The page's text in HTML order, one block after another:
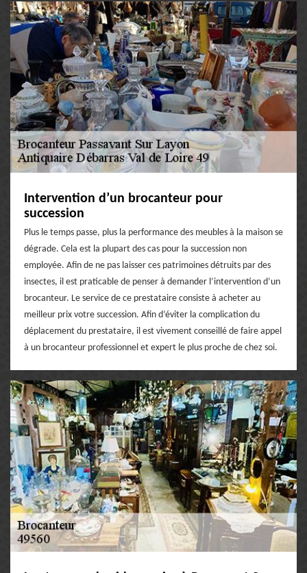
Intervention d’un brocanteur pour
succession
Plus le temps passe, plus la performance des meubles à la maison se
dégrade. Cela est la plupart des cas pour la succession non
employée. Afin de ne pas laisser ces patrimoines détruits par des
insectes, il est praticable de penser à demander l’intervention d’un
brocanteur. Le service de ce prestataire consiste à acheter au
meilleur prix votre succession. Afin d’éviter la complication du
déplacement du prestataire, il est vivement conseillé de faire appel
à un brocanteur professionnel et expert le plus proche de chez soi.